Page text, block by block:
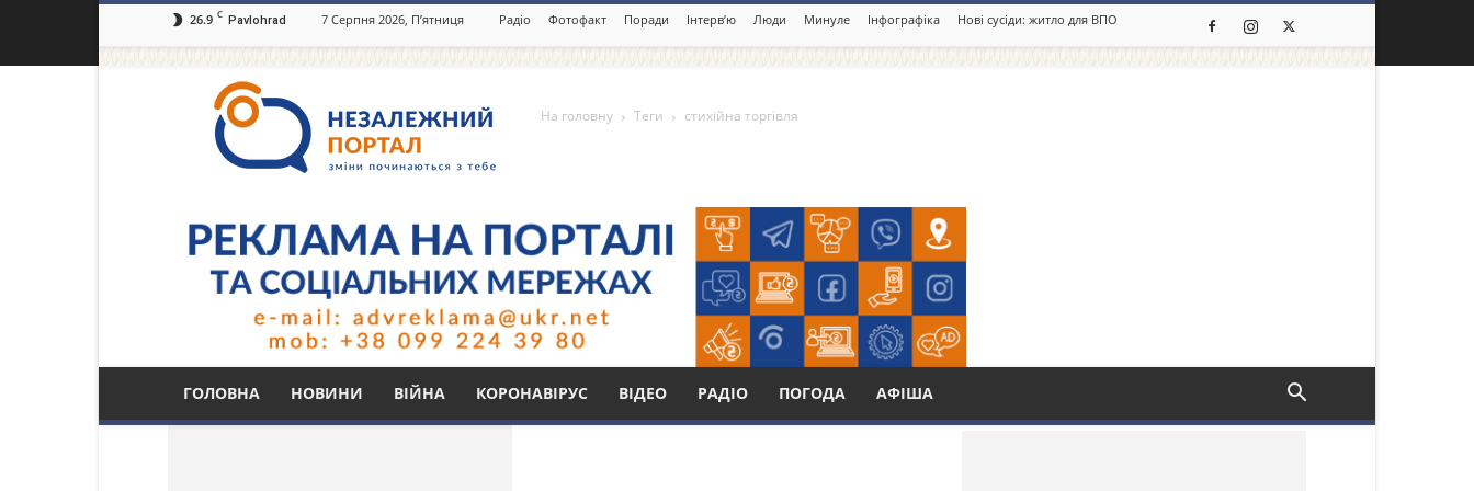
26.9 C Pavlohrad 7 Серпня 2026, П’ятниця Радіо Фотофакт Поради Інтерв’ю Люди Минуле Інфографіка Нові сусіди: житло для ВПО
портал
Павлоград.dp.ua
ГОЛОВНА НОВИНИ ВІЙНА КОРОНАВІРУС ВІДЕО РАДІО ПОГОДА АФІША
На головну Теги стихійна торгівля
Тег: стихійна торгівля